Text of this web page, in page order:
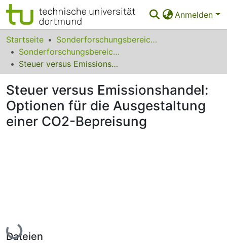
Anmelden
Bereiche & Sammlungen
Das gesamte Repositorium
FAQ
Leitlinien
Startseite
Sonderforschungsbereiche
Sonderforschungsbereich (SFB) 823
Steuer versus Emissionshandel: Optionen für die Ausgestaltung einer CO2-Bepreisung
Steuer versus Emissionshandel:
Optionen für die Ausgestaltung
einer CO2-Bepreisung
Lade...
Dateien